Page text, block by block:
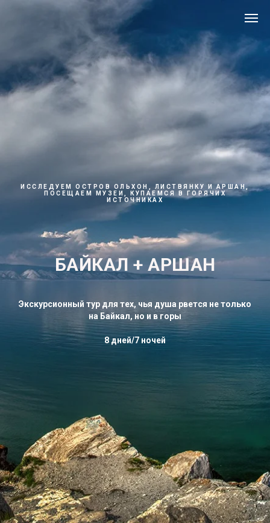
ИССЛЕДУЕМ ОСТРОВ ОЛЬХОН, ЛИСТВЯНКУ И АРШАН,
ПОСЕЩАЕМ МУЗЕИ, КУПАЕМСЯ В ГОРЯЧИХ
ИСТОЧНИКАХ
БАЙКАЛ + АРШАН
Экскурсионный тур для тех, чья душа рвется не только
на Байкал, но и в горы
8 дней/7 ночей